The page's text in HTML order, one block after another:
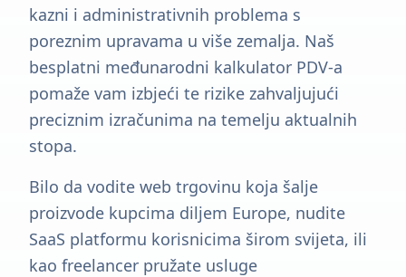
kazni i administrativnih problema s
poreznim upravama u više zemalja. Naš
besplatni međunarodni kalkulator PDV-a
pomaže vam izbjeći te rizike zahvaljujući
preciznim izračunima na temelju aktualnih
stopa.
Bilo da vodite web trgovinu koja šalje
proizvode kupcima diljem Europe, nudite
SaaS platformu korisnicima širom svijeta, ili
kao freelancer pružate usluge